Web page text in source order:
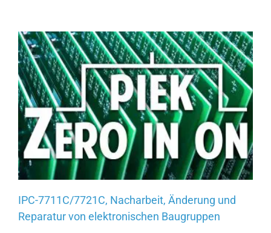
IPC-7711C/7721C, Nacharbeit, Änderung und
Reparatur von elektronischen Baugruppen